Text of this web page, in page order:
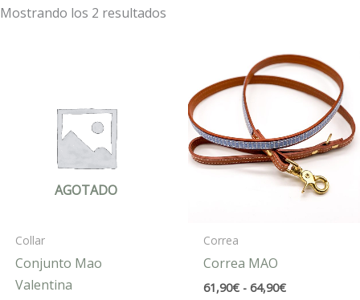
Mostrando los 2 resultados
AGOTADO
Collar
Conjunto Mao
Valentina
Correa
Correa MAO
61,90€ - 64,90€Rango